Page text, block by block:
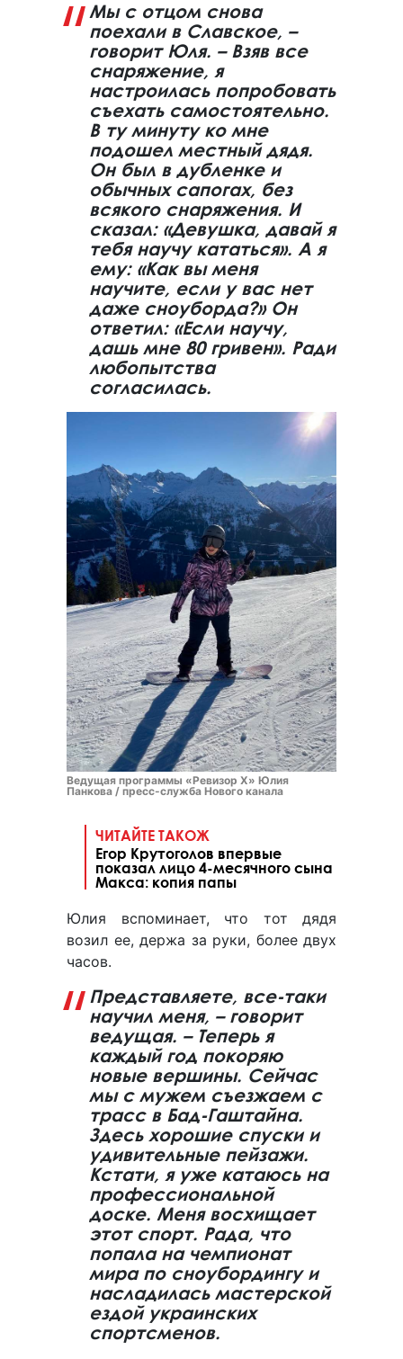
Мы с отцом снова
поехали в Славское, –
говорит Юля. – Взяв все
снаряжение, я
настроилась попробовать
съехать самостоятельно.
В ту минуту ко мне
подошел местный дядя.
Он был в дубленке и
обычных сапогах, без
всякого снаряжения. И
сказал: «Девушка, давай я
тебя научу кататься». А я
ему: «Как вы меня
научите, если у вас нет
даже сноуборда?» Он
ответил: «Если научу,
дашь мне 80 гривен». Ради
любопытства
согласилась.
Ведущая программы «Ревизор Х» Юлия
Панкова / пресс-служба Нового канала
ЧИТАЙТЕ ТАКОЖ
Егор Крутоголов впервые
показал лицо 4-месячного сына
Макса: копия папы
Юлия вспоминает, что тот дядя
возил ее, держа за руки, более двух
часов.
Представляете, все-таки
научил меня, – говорит
ведущая. – Теперь я
каждый год покоряю
новые вершины. Сейчас
мы с мужем съезжаем с
трасс в Бад-Гаштайна.
Здесь хорошие спуски и
удивительные пейзажи.
Кстати, я уже катаюсь на
профессиональной
доске. Меня восхищает
этот спорт. Рада, что
попала на чемпионат
мира по сноубордингу и
насладилась мастерской
ездой украинских
спортсменов.